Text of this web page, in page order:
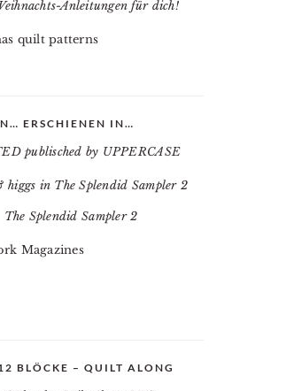
Anleitungen für dich!
ERSCHIENEN IN…
publisched by UPPERCASE
The Splendid Sampler 2
BLÖCKE – QUILT ALONG